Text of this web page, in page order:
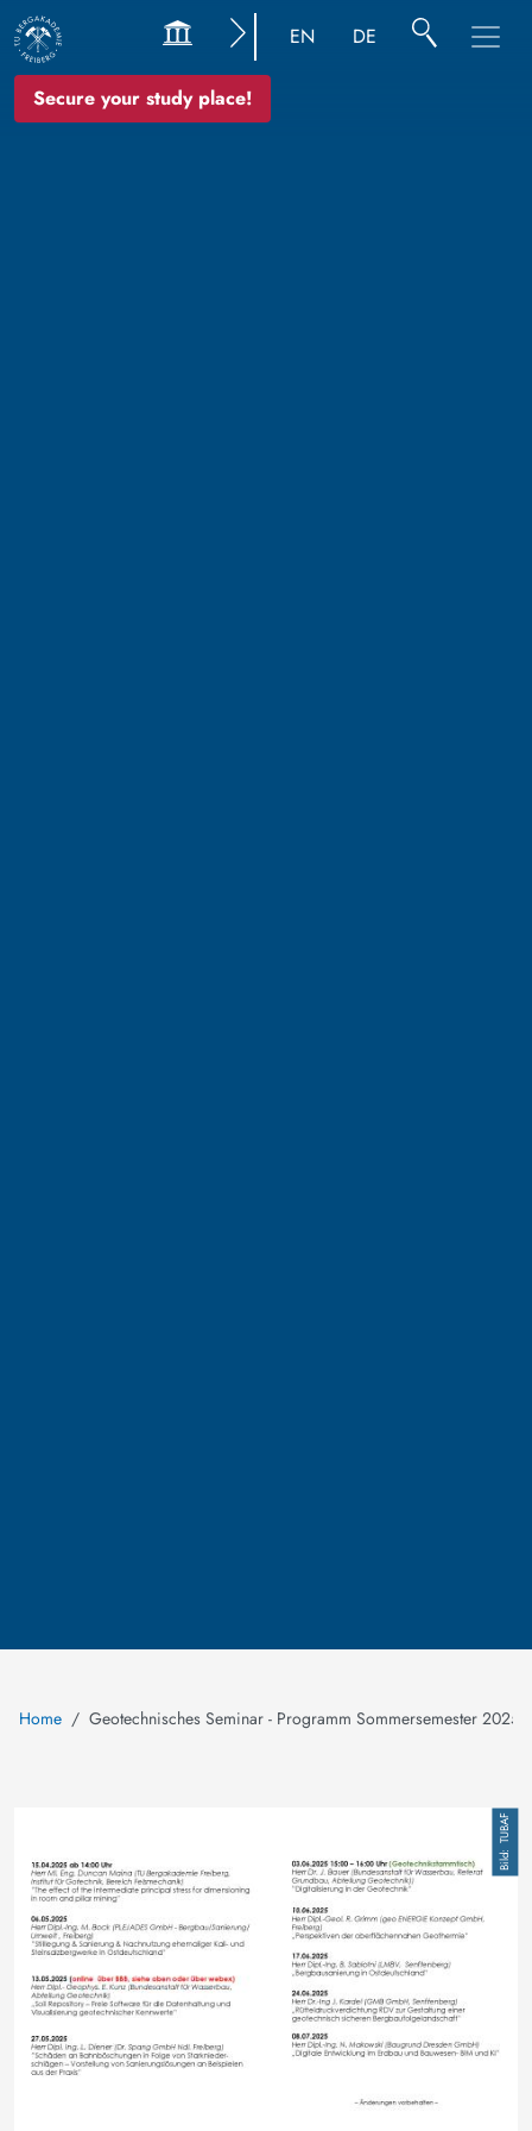
Secure your study place!
EN DE
Home Geotechnisches Seminar - Programm Sommersemester 2025
TUBAF